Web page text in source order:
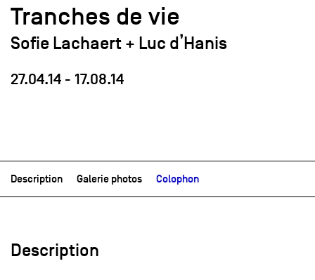
Tranches de vie
Sofie Lachaert + Luc d’Hanis
27.04.14 - 17.08.14
Description Galerie photos Colophon
Description